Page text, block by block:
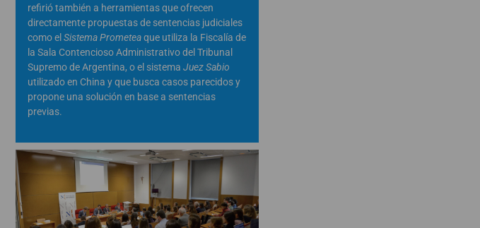
refirió también a herramientas que ofrecen
directamente propuestas de sentencias judiciales
como el Sistema Prometeaque utiliza la Fiscalía de
la Sala Contencioso Administrativo del Tribunal
Supremo de Argentina, o el sistema Juez Sabio
utilizado en China y que busca casos parecidos y
propone una solución en base a sentencias
previas.